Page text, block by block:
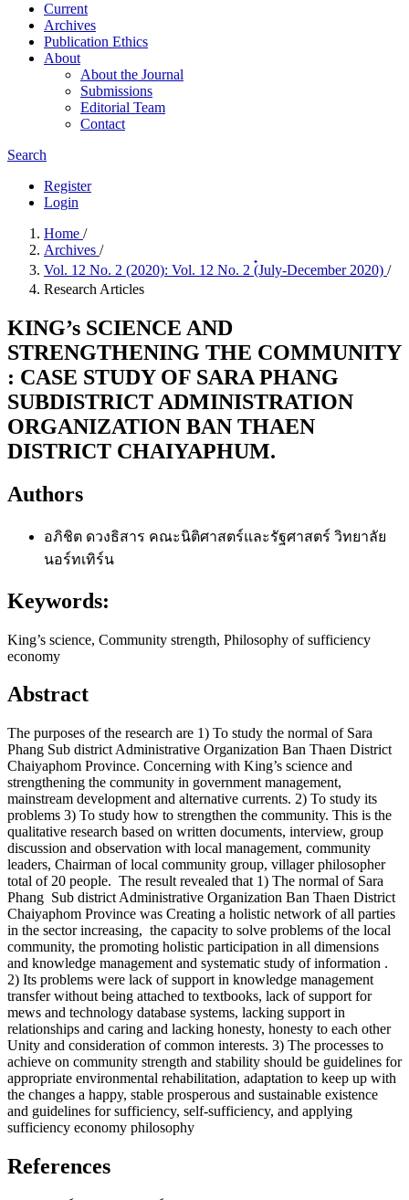
Current
Archives
Publication Ethics
About
About the Journal
Submissions
Editorial Team
Contact
Search
Register
Login
Home /
Archives /
Vol. 12 No. 2 (2020): Vol. 12 No. 2 (๋July-December 2020) /
Research Articles
KING’s SCIENCE AND
STRENGTHENING THE COMMUNITY
: CASE STUDY OF SARA PHANG
SUBDISTRICT ADMINISTRATION
ORGANIZATION BAN THAEN
DISTRICT CHAIYAPHUM.
Authors
อภิชิต ดวงธิสาร คณะนิติศาสตร์และรัฐศาสตร์ วิทยาลัย
นอร์ทเทิร์น
Keywords:
King’s science, Community strength, Philosophy of sufficiency
economy
Abstract
The purposes of the research are 1) To study the normal of Sara
Phang Sub district Administrative Organization Ban Thaen District
Chaiyaphom Province. Concerning with King’s science and
strengthening the community in government management,
mainstream development and alternative currents. 2) To study its
problems 3) To study how to strengthen the community. This is the
qualitative research based on written documents, interview, group
discussion and observation with local management, community
leaders, Chairman of local community group, villager philosopher
total of 20 people. The result revealed that 1) The normal of Sara
Phang Sub district Administrative Organization Ban Thaen District
Chaiyaphom Province was Creating a holistic network of all parties
in the sector increasing, the capacity to solve problems of the local
community, the promoting holistic participation in all dimensions
and knowledge management and systematic study of information .
2) Its problems were lack of support in knowledge management
transfer without being attached to textbooks, lack of support for
mews and technology database systems, lacking support in
relationships and caring and lacking honesty, honesty to each other
Unity and consideration of common interests. 3) The processes to
achieve on community strength and stability should be guidelines for
appropriate environmental rehabilitation, adaptation to keep up with
the changes a happy, stable prosperous and sustainable existence
and guidelines for sufficiency, self-sufficiency, and applying
sufficiency economy philosophy
References